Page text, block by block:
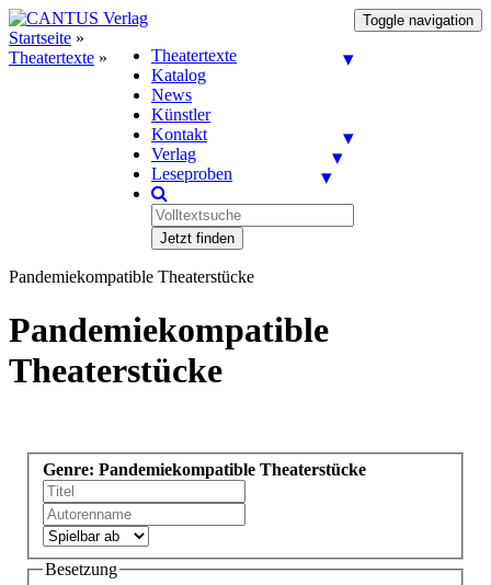
Toggle navigation
Theatertexte
Katalog
News
Künstler
Kontakt
Verlag
Leseproben
Jetzt finden
Startseite »
Theatertexte »
Pandemiekompatible Theaterstücke
Pandemiekompatible
Theaterstücke
Genre: Pandemiekompatible Theaterstücke
Besetzung